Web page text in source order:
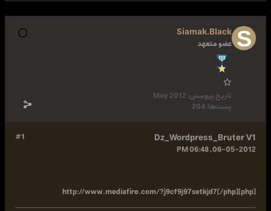
Siamak.Black
عضو متعهد
تاریخ پیوستن:May 2012
پست‌ها:204
#1 Dz_Wordpress_Bruter V1
06-05-2012, 06:48 PM
[php]http://www.mediafire.com/?j9cf9j97setkjd7[/php]